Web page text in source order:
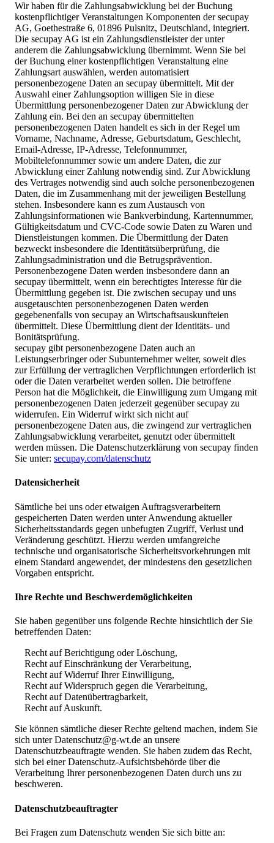
Wir haben für die Zahlungsabwicklung bei der Buchung
kostenpflichtiger Veranstaltungen Komponenten der secupay
AG, Goethestraße 6, 01896 Pulsnitz, Deutschland, integriert.
Die secupay AG ist ein Zahlungsdienstleister der unter
anderem die Zahlungsabwicklung übernimmt. Wenn Sie bei
der Buchung einer kostenpflichtigen Veranstaltung eine
Zahlungsart auswählen, werden automatisiert
personenbezogene Daten an secupay übermittelt. Mit der
Auswahl einer Zahlungsoption willigen Sie in diese
Übermittlung personenbezogener Daten zur Abwicklung der
Zahlung ein. Bei den an secupay übermittelten
personenbezogenen Daten handelt es sich in der Regel um
Vorname, Nachname, Adresse, Geburtsdatum, Geschlecht,
Email-Adresse, IP-Adresse, Telefonnummer,
Mobiltelefonnummer sowie um andere Daten, die zur
Abwicklung einer Zahlung notwendig sind. Zur Abwicklung
des Vertrages notwendig sind auch solche personenbezogenen
Daten, die im Zusammenhang mit der jeweiligen Bestellung
stehen. Insbesondere kann es zum Austausch von
Zahlungsinformationen wie Bankverbindung, Kartennummer,
Gültigkeitsdatum und CVC-Code sowie Daten zu Waren und
Dienstleistungen kommen. Die Übermittlung der Daten
bezweckt insbesondere die Identitätsüberprüfung, die
Zahlungsadministration und die Betrugsprävention.
Personenbezogene Daten werden insbesondere dann an
secupay übermittelt, wenn ein berechtigtes Interesse für die
Übermittlung gegeben ist. Die zwischen secupay und uns
ausgetauschten personenbezogenen Daten werden
gegebenenfalls von secupay an Wirtschaftsauskunfteien
übermittelt. Diese Übermittlung dient der Identitäts- und
Bonitätsprüfung.
secupay gibt personenbezogene Daten auch an
Leistungserbringer oder Subunternehmer weiter, soweit dies
zur Erfüllung der vertraglichen Verpflichtungen erforderlich ist
oder die Daten verarbeitet werden sollen. Die betroffene
Person hat die Möglichkeit, die Einwilligung zum Umgang mit
personenbezogenen Daten jederzeit gegenüber secupay zu
widerrufen. Ein Widerruf wirkt sich nicht auf
personenbezogene Daten aus, die zwingend zur vertraglichen
Zahlungsabwicklung verarbeitet, genutzt oder übermittelt
werden müssen. Die Datenschutzerklärung von secupay finden
Sie unter: secupay.com/datenschutz
Datensicherheit
Sämtliche bei uns oder etwaigen Auftragsverarbeitern
gespeicherten Daten werden unter Anwendung aktueller
Sicherheitsstandards gegen unbefugten Zugriff, Verlust und
Veränderung geschützt. Hierzu werden umfangreiche
technische und organisatorische Sicherheitsvorkehrungen mit
einem Standard angewendet, der mindestens den gesetzlichen
Vorgaben entspricht.
Ihre Rechte und Beschwerdemöglichkeiten
Sie haben gegenüber uns folgende Rechte hinsichtlich der Sie
betreffenden Daten:
Recht auf Berichtigung oder Löschung,
Recht auf Einschränkung der Verarbeitung,
Recht auf Widerruf Ihrer Einwilligung,
Recht auf Widerspruch gegen die Verarbeitung,
Recht auf Datenübertragbarkeit,
Recht auf Auskunft.
Sie können sämtliche dieser Rechte geltend machen, indem Sie
sich unter Datenschutz@g-wt.de an unsere
Datenschutzbeauftragte wenden. Sie haben zudem das Recht,
sich bei einer Datenschutz-Aufsichtsbehörde über die
Verarbeitung Ihrer personenbezogenen Daten durch uns zu
beschweren.
Datenschutzbeauftragter
Bei Fragen zum Datenschutz wenden Sie sich bitte an: